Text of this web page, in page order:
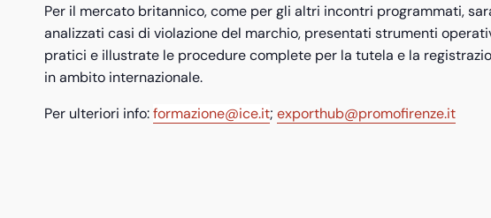
Per il mercato britannico, come per gli altri incontri programmati,
analizzati casi di violazione del marchio, presentati strumenti
pratici e illustrate le procedure complete per la tutela e la
in ambito internazionale.
Per ulteriori info:formazione@ice.it; exporthub@promofirenze.it